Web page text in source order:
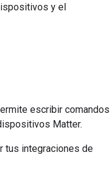
y el
escribir comandos
Matter.
tus integraciones de